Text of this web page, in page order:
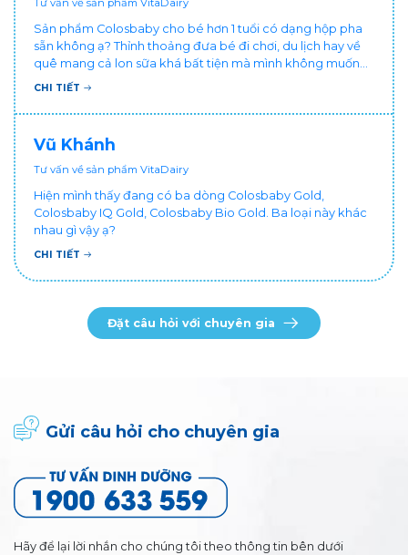
Sản phẩm Colosbaby cho bé hơn 1 tuổi có dạng hộp pha
sẵn không ạ? Thỉnh thoảng đưa bé đi chơi, du lịch hay về
quê mang cả lon sữa khá bất tiện mà mình không muốn
đổi cho bé dùng sữa tươi hộp khác sợ bé nạ sữa ảnh
CHI TIẾT
Vũ Khánh
Tư vấn về sản phẩm VitaDairy
Hiện mình thấy đang có ba dòng Colosbaby Gold,
Colosbaby IQ Gold, Colosbaby Bio Gold. Ba loại này khác
nhau gì vậy ạ?
CHI TIẾT
Đặt câu hỏi với chuyên gia
Gửi câu hỏi cho chuyên gia
Hãy để lại lời nhắn cho chúng tôi theo thông tin bên dưới